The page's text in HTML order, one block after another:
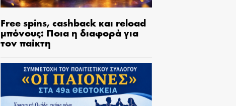
Free spins, cashback και reload
μπόνους: Ποια η διαφορά για
τον παίκτη